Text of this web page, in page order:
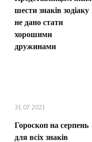
шести знаків зодіаку
не дано стати
хорошими
дружинами
31.07.2021
Гороскоп на серпень
для всіх знаків